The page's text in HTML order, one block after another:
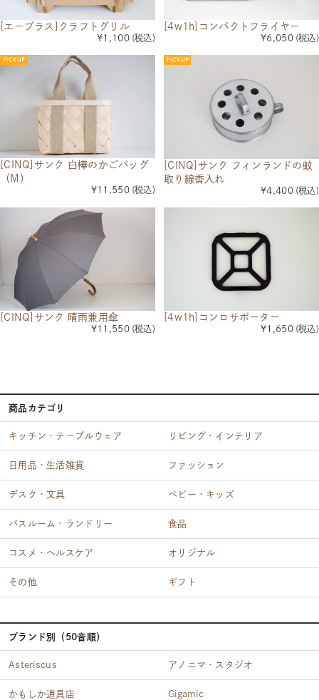
[エープラス]クラフトグリル
¥1,100 (税込)
[4w1h]コンパクトフライヤー
¥6,050 (税込)
[CINQ]サンク 白樺のかごバッグ
（M）
¥11,550 (税込)
[CINQ]サンク フィンランドの蚊
取り線香入れ
¥4,400 (税込)
[CINQ]サンク 晴雨兼用傘
¥11,550 (税込)
[4w1h]コンロサポーター
¥1,650 (税込)
商品カテゴリ
キッチン・テーブルウェア リビング・インテリア
日用品・生活雑貨 ファッション
デスク・文具 ベビー・キッズ
バスルーム・ランドリー 食品
コスメ・ヘルスケア オリジナル
その他 ギフト
ブランド別（50音順）
Asteriscus アノニマ・スタジオ
かもしか道具店 Gigamic